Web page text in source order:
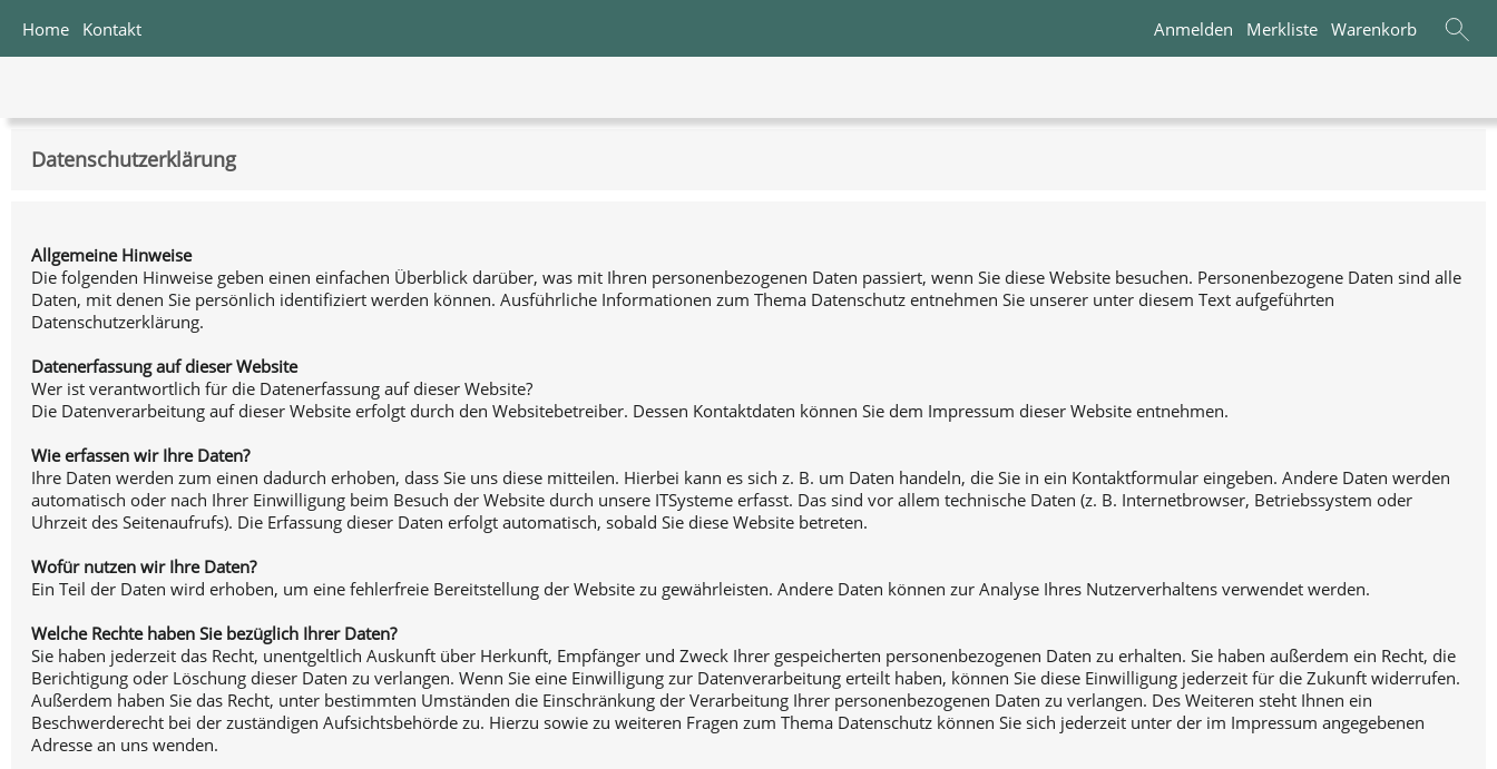
Home Kontakt Anmelden Merkliste Warenkorb
Datenschutzerklärung
Allgemeine Hinweise
Die folgenden Hinweise geben einen einfachen Überblick darüber, was mit Ihren personenbezogenen Daten passiert, wenn Sie diese Website besuchen. Personenbezogene Daten sind alle
Daten, mit denen Sie persönlich identifiziert werden können. Ausführliche Informationen zum Thema Datenschutz entnehmen Sie unserer unter diesem Text aufgeführten
Datenschutzerklärung.
Datenerfassung auf dieser Website
Wer ist verantwortlich für die Datenerfassung auf dieser Website?
Die Datenverarbeitung auf dieser Website erfolgt durch den Websitebetreiber. Dessen Kontaktdaten können Sie dem Impressum dieser Website entnehmen.
Wie erfassen wir Ihre Daten?
Ihre Daten werden zum einen dadurch erhoben, dass Sie uns diese mitteilen. Hierbei kann es sich z. B. um Daten handeln, die Sie in ein Kontaktformular eingeben. Andere Daten werden
automatisch oder nach Ihrer Einwilligung beim Besuch der Website durch unsere ITSysteme erfasst. Das sind vor allem technische Daten (z. B. Internetbrowser, Betriebssystem oder
Uhrzeit des Seitenaufrufs). Die Erfassung dieser Daten erfolgt automatisch, sobald Sie diese Website betreten.
Wofür nutzen wir Ihre Daten?
Ein Teil der Daten wird erhoben, um eine fehlerfreie Bereitstellung der Website zu gewährleisten. Andere Daten können zur Analyse Ihres Nutzerverhaltens verwendet werden.
Welche Rechte haben Sie bezüglich Ihrer Daten?
Sie haben jederzeit das Recht, unentgeltlich Auskunft über Herkunft, Empfänger und Zweck Ihrer gespeicherten personenbezogenen Daten zu erhalten. Sie haben außerdem ein Recht, die
Berichtigung oder Löschung dieser Daten zu verlangen. Wenn Sie eine Einwilligung zur Datenverarbeitung erteilt haben, können Sie diese Einwilligung jederzeit für die Zukunft widerrufen.
Außerdem haben Sie das Recht, unter bestimmten Umständen die Einschränkung der Verarbeitung Ihrer personenbezogenen Daten zu verlangen. Des Weiteren steht Ihnen ein
Beschwerderecht bei der zuständigen Aufsichtsbehörde zu. Hierzu sowie zu weiteren Fragen zum Thema Datenschutz können Sie sich jederzeit unter der im Impressum angegebenen
Adresse an uns wenden.